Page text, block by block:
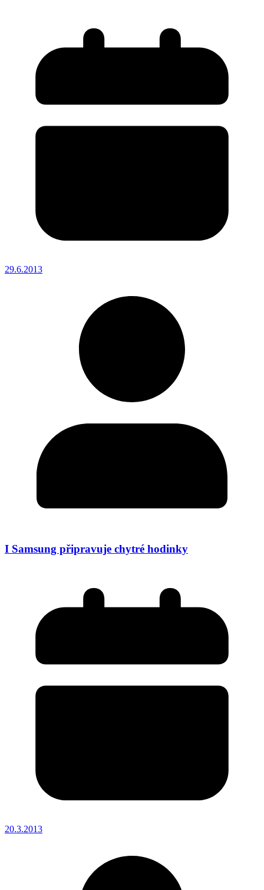
29.6.2013
I Samsung připravuje chytré hodinky
20.3.2013